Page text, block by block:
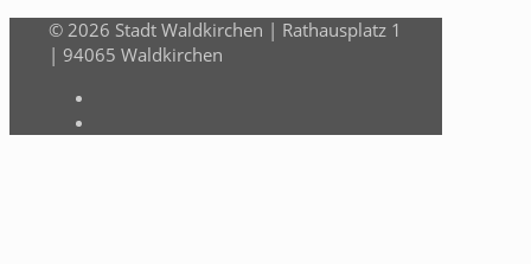
© 2026 Stadt Waldkirchen | Rathausplatz 1
| 94065 Waldkirchen